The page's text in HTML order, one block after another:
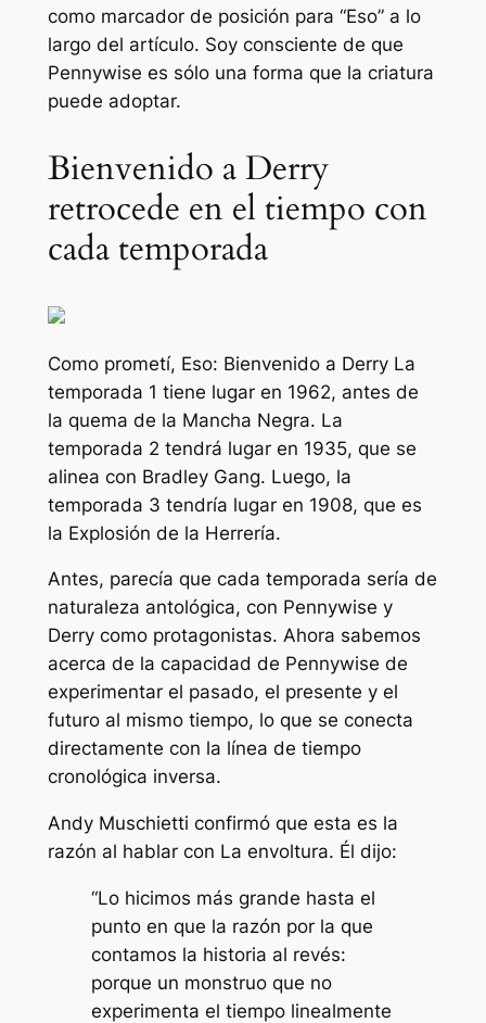
como marcador de posición para “Eso” a lo
largo del artículo. Soy consciente de que
Pennywise es sólo una forma que la criatura
puede adoptar.
Bienvenido a Derry
retrocede en el tiempo con
cada temporada
Como prometí, Eso: Bienvenido a DerryLa
temporada 1 tiene lugar en 1962, antes de
la quema de la Mancha Negra. La
temporada 2 tendrá lugar en 1935, que se
alinea con Bradley Gang. Luego, la
temporada 3 tendría lugar en 1908, que es
la Explosión de la Herrería.
Antes, parecía que cada temporada sería de
naturaleza antológica, con Pennywise y
Derry como protagonistas. Ahora sabemos
acerca de la capacidad de Pennywise de
experimentar el pasado, el presente y el
futuro al mismo tiempo, lo que se conecta
directamente con la línea de tiempo
cronológica inversa.
Andy Muschietti confirmó que esta es la
razón al hablar con La envoltura. Él dijo:
“Lo hicimos más grande hasta el
punto en que la razón por la que
contamos la historia al revés:
porque un monstruo que no
experimenta el tiempo linealmente